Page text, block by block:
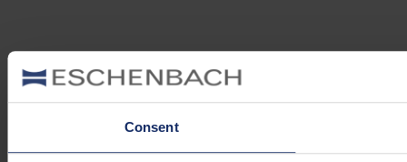
Consent